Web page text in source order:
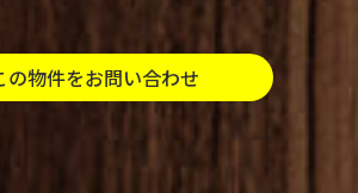
の物件をお問い合わせ